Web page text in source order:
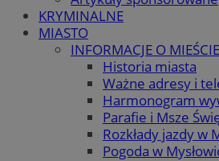
KRYMINALNE
MIASTO
INFORMACJE O MIEŚCIE
Historia miasta
Ważne adresy i
Harmonogram
Parafie i Msze
Rozkłady jazdy w
Pogoda w